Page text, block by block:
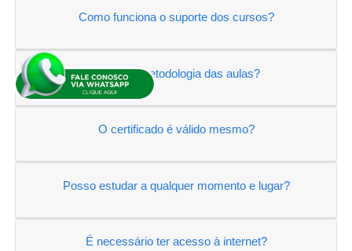
Como funciona o suporte dos cursos?
Qual é a metodologia das aulas?
O certificado é válido mesmo?
Posso estudar a qualquer momento e lugar?
É necessário ter acesso à internet?